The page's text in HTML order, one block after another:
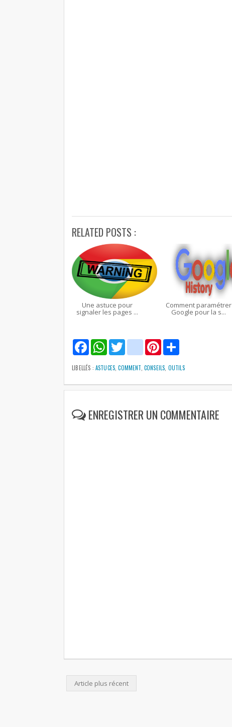
RELATED POSTS :
Une astuce pour
signaler les pages ...
Comment paramétrer
Google pour la s...
F
a
c
e
o
o
W
h
a
t
A
p
T
t
e
r
g
m
a
i
P
n
t
e
r
e
r
LIBELLÉS : ASTUCES,COMMENT, CONSEILS, OUTILS
ENREGISTRER UN COMMENTAIRE
Article plus récent